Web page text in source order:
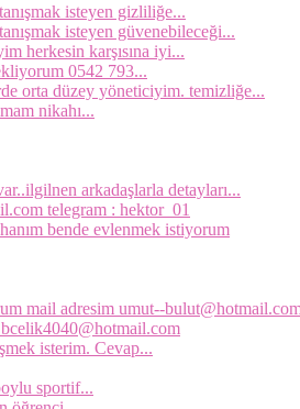
isteyen gizliliğe...
isteyen güvenebileceği...
herkesin karşısına iyi...
0542 793...
orta düzey yöneticiyim. temizliğe...
nikahı...
arkadaşlarla detayları...
telegram : hektor_01
bende evlenmek istiyorum
mail adresim umut--
bcelik4040@hotmail.com
isterim. Cevap...
sportif...